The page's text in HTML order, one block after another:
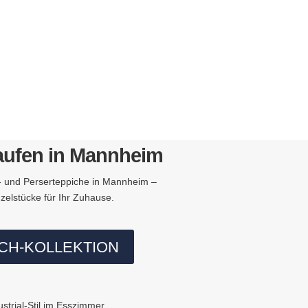
in Mannheim
Perserteppiche in Mannheim –
für Ihr Zuhause.
KOLLEKTION